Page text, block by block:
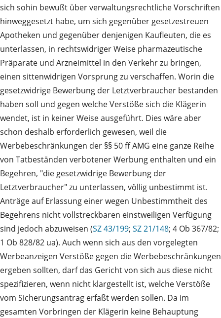
sich sohin bewußt über verwaltungsrechtliche Vorschriften
hinweggesetzt habe, um sich gegenüber gesetzestreuen
Apotheken und gegenüber denjenigen Kaufleuten, die es
unterlassen, in rechtswidriger Weise pharmazeutische
Präparate und Arzneimittel in den Verkehr zu bringen,
einen sittenwidrigen Vorsprung zu verschaffen. Worin die
gesetzwidrige Bewerbung der Letztverbraucher bestanden
haben soll und gegen welche Verstöße sich die Klägerin
wendet, ist in keiner Weise ausgeführt. Dies wäre aber
schon deshalb erforderlich gewesen, weil die
Werbebeschränkungen der §§ 50 ff AMG eine ganze Reihe
von Tatbeständen verbotener Werbung enthalten und ein
Begehren, "die gesetzwidrige Bewerbung der
Letztverbraucher" zu unterlassen, völlig unbestimmt ist.
Anträge auf Erlassung einer wegen Unbestimmtheit des
Begehrens nicht vollstreckbaren einstweiligen Verfügung
sind jedoch abzuweisen (SZ 43/199; SZ 21/148; 4 Ob 367/82;
1 Ob 828/82 ua). Auch wenn sich aus den vorgelegten
Werbeanzeigen Verstöße gegen die Werbebeschränkungen
ergeben sollten, darf das Gericht von sich aus diese nicht
spezifizieren, wenn nicht klargestellt ist, welche Verstöße
vom Sicherungsantrag erfaßt werden sollen. Da im
gesamten Vorbringen der Klägerin keine Behauptung